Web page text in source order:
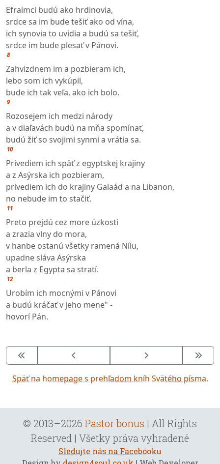
Efraimci budú ako hrdinovia,
srdce sa im bude tešiť ako od vína,
ich synovia to uvidia a budú sa tešiť,
srdce im bude plesať v Pánovi.
8
Zahvizdnem im a pozbieram ich,
lebo som ich vykúpil,
bude ich tak veľa, ako ich bolo.
9
Rozosejem ich medzi národy
a v diaľavách budú na mňa spomínať,
budú žiť so svojimi synmi a vrátia sa.
10
Privediem ich späť z egyptskej krajiny
a z Asýrska ich pozbieram,
privediem ich do krajiny Galaád a na Libanon,
no nebude im to stačiť.
11
Preto prejdú cez more úzkosti
a zrazia vlny do mora,
v hanbe ostanú všetky ramená Nílu,
upadne sláva Asýrska
a berla z Egypta sa stratí.
12
Urobím ich mocnými v Pánovi
a budú kráčať v jeho mene" -
hovorí Pán.
Späť na homepage s prehľadom kníh Svätého písma.
© 2013–2026 Pastor bonus | All Rights
Reserved | Všetky práva vyhradené
Sledujte nás na Facebooku